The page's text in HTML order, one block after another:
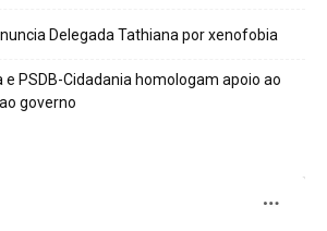
Delegada Tathiana por xenofobia
e PSDB-Cidadania homologam apoio ao
governo